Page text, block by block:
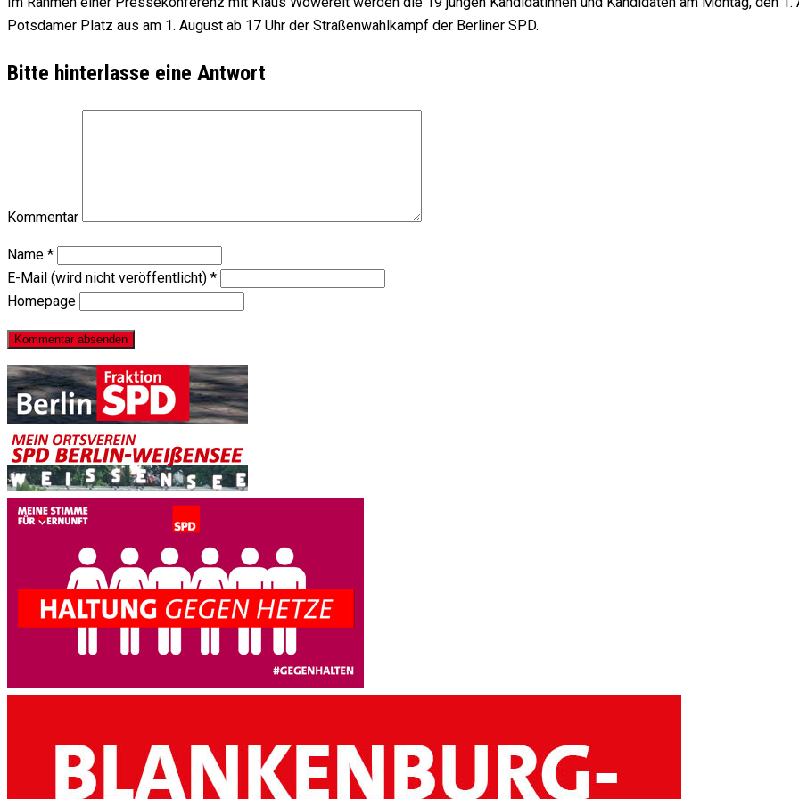
Potsdamer Platz aus am 1. August ab 17 Uhr der Straßenwahlkampf der Berliner SPD.
Bitte hinterlasse eine Antwort
Kommentar
Name *
E-Mail (wird nicht veröffentlicht) *
Homepage